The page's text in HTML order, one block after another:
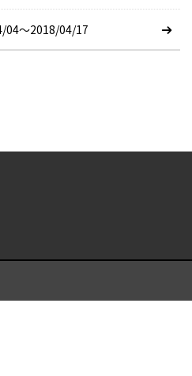
04〜2018/04/17